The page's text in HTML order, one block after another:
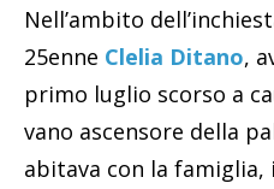
Nell’ambito
25enne Clelia Ditano,
primo luglio scorso a
vano ascensore della
abitava con la